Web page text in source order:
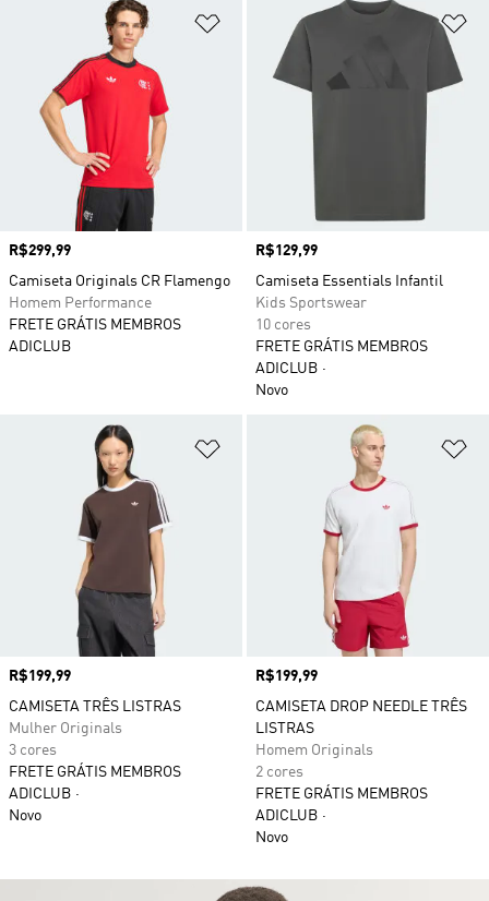
Adicionar à Lista de Desejos
Preço
R$299,99
Camiseta Originals CR Flamengo
Homem Performance
FRETE GRÁTIS MEMBROS
ADICLUB
Preço
R$129,99
Camiseta Essentials Infantil
Kids Sportswear
10 cores
FRETE GRÁTIS MEMBROS
ADICLUB
Novo
Adicionar à Lista de Desejos
Preço
R$199,99
CAMISETA TRÊS LISTRAS
Mulher Originals
3 cores
FRETE GRÁTIS MEMBROS
ADICLUB
Novo
Preço
R$199,99
CAMISETA DROP NEEDLE TRÊS
LISTRAS
Homem Originals
2 cores
FRETE GRÁTIS MEMBROS
ADICLUB
Novo